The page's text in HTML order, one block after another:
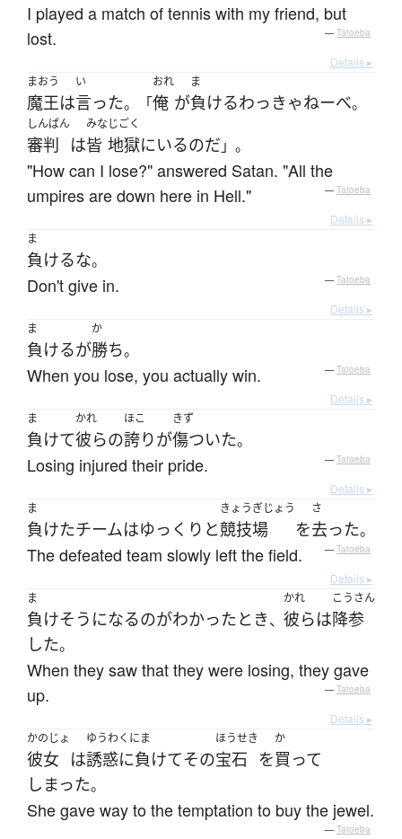
I played a match of tennis with my friend, but
lost.
— Tatoeba
Details ▸
まおう
魔王は
い
言った。「
おれ
俺 が
ま
負けるわっきゃねーべ。
しんぱん
審判 は
みな
皆
じごく
地獄にいるのだ 」。
"How can I lose?" answered Satan. "All the
umpires are down here in Hell."
— Tatoeba
Details ▸
ま
負けるな。
Don't give in. — Tatoeba
Details ▸
ま
負けるが
か
勝ち。
When you lose, you actually win. — Tatoeba
Details ▸
ま
負けて
かれ
彼らの
ほこ
誇りが
きず
傷ついた。
Losing injured their pride. — Tatoeba
Details ▸
ま
負けたチームはゆっくりと
きょうぎじょう
競技場 を
さ
去った。
The defeated team slowly left the field. — Tatoeba
Details ▸
ま
負けそうになるのがわかったとき、
かれ
彼らは
こうさん
降参
した。
When they saw that they were losing, they gave
up.
— Tatoeba
Details ▸
かのじょ
彼女 は
ゆうわくにま
誘惑に負けてその
ほうせき
宝石 を
か
買って
しまった。
She gave way to the temptation to buy the jewel.
— Tatoeba